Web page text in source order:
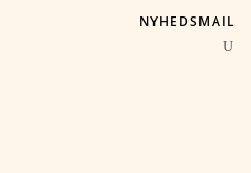
NYHEDSMAIL